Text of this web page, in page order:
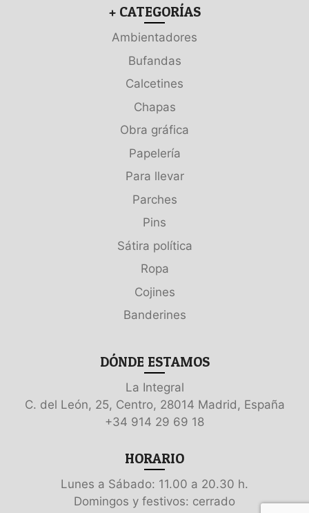
+ CATEGORÍAS
Ambientadores
Bufandas
Calcetines
Chapas
Obra gráfica
Papelería
Para llevar
Parches
Pins
Sátira política
Ropa
Cojines
Banderines
DÓNDE ESTAMOS
La Integral
C. del León, 25, Centro, 28014 Madrid, España
+34 914 29 69 18
HORARIO
Lunes a Sábado: 11.00 a 20.30 h.
Domingos y festivos: cerrado